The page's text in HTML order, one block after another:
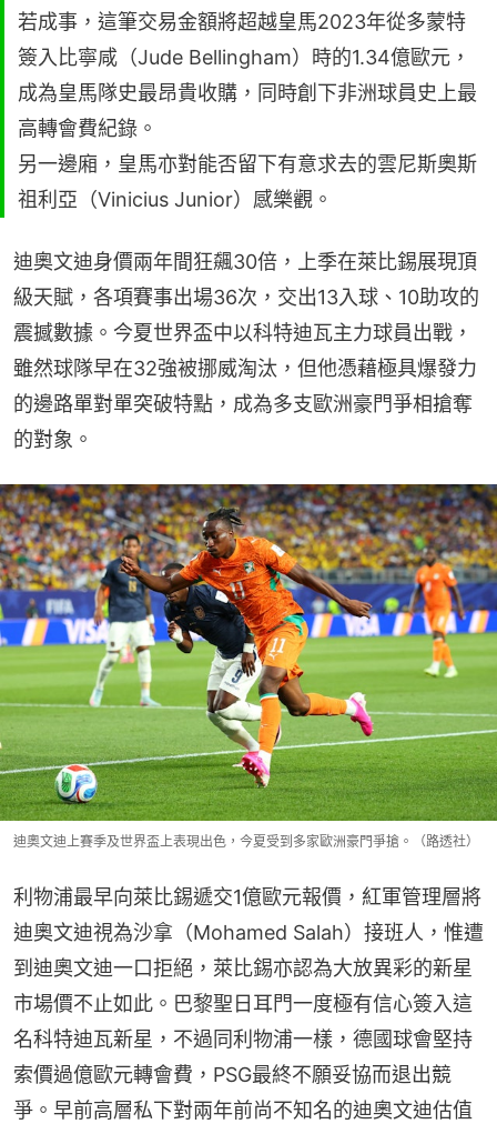
若成事，這筆交易金額將超越皇馬2023年從多蒙特
簽入比寧咸（Jude Bellingham）時的1.34億歐元，
成為皇馬隊史最昂貴收購，同時創下非洲球員史上最
高轉會費紀錄。
另一邊廂，皇馬亦對能否留下有意求去的雲尼斯奧斯
祖利亞（Vinicius Junior）感樂觀。
迪奧文迪身價兩年間狂飆30倍，上季在萊比錫展現頂
級天賦，各項賽事出場36次，交出13入球、10助攻的
震撼數據。今夏世界盃中以科特迪瓦主力球員出戰，
雖然球隊早在32強被挪威淘汰，但他憑藉極具爆發力
的邊路單對單突破特點，成為多支歐洲豪門爭相搶奪
的對象。
迪奧文迪上賽季及世界盃上表現出色，今夏受到多家歐洲豪門爭搶。（路透社）
利物浦最早向萊比錫遞交1億歐元報價，紅軍管理層將
迪奧文迪視為沙拿（Mohamed Salah）接班人，惟遭
到迪奧文迪一口拒絕，萊比錫亦認為大放異彩的新星
市場價不止如此。巴黎聖日耳門一度極有信心簽入這
名科特迪瓦新星，不過同利物浦一樣，德國球會堅持
索價過億歐元轉會費，PSG最終不願妥協而退出競
爭。早前高層私下對兩年前尚不知名的迪奧文迪估值